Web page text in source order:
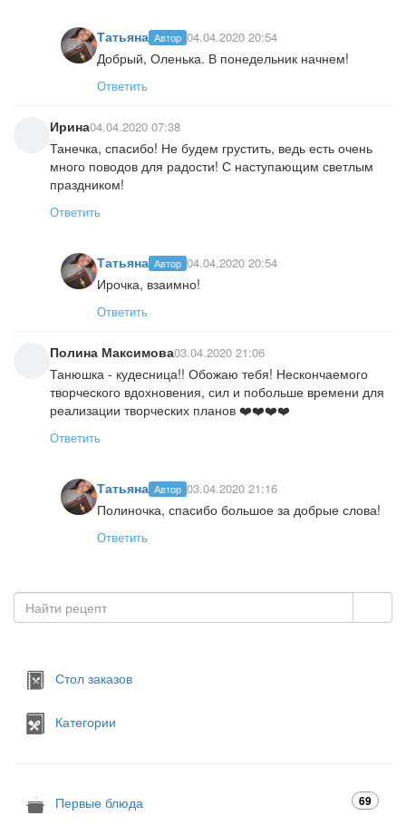
Татьяна Автор 04.04.2020 20:54
Добрый, Оленька. В понедельник начнем!
Ответить
Ирина04.04.2020 07:38
Танечка, спасибо! Не будем грустить, ведь есть очень
много поводов для радости! С наступающим светлым
праздником!
Ответить
Татьяна Автор 04.04.2020 20:54
Ирочка, взаимно!
Ответить
Полина Максимова03.04.2020 21:06
Танюшка - кудесница!! Обожаю тебя! Нескончаемого
творческого вдохновения, сил и побольше времени для
реализации творческих планов ❤️❤️❤️❤️
Ответить
Татьяна Автор 03.04.2020 21:16
Полиночка, спасибо большое за добрые слова!
Ответить
Стол заказов
Категории
Первые блюда 69